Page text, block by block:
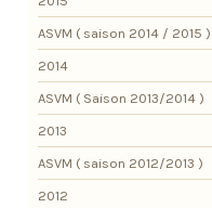
ASVM ( saison 2014 / 2015 )
2014
ASVM ( Saison 2013/2014 )
2013
ASVM ( saison 2012/2013 )
2012